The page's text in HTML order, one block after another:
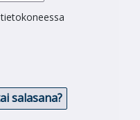
salasana?